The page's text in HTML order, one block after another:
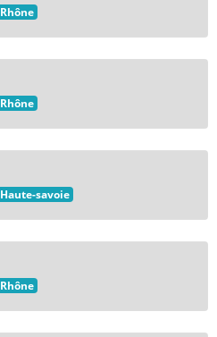
Rhône
Rhône
Haute-savoie
Rhône